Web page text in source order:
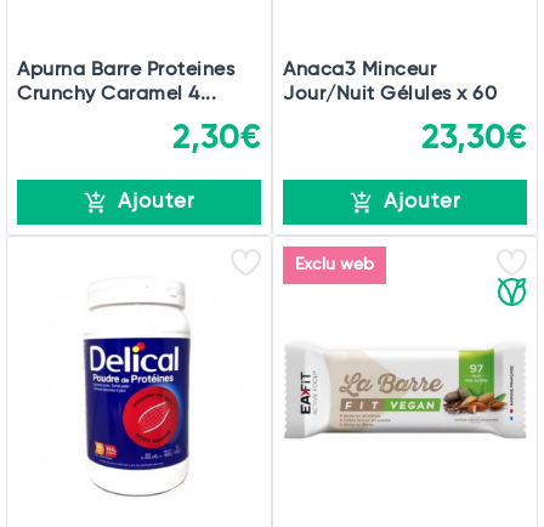
Apurna Barre Proteines
Crunchy Caramel 4...
2,30€
Ajouter
Anaca3 Minceur
Jour/Nuit Gélules x 60
23,30€
Ajouter
Exclu web